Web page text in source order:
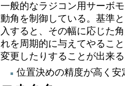
一般的なラジコン用サーボ
動角を制御している。基準
入すると、その幅に応じた
れを周期的に与えてやるこ
変更したりすることが出来
位置決めの精度が高く安